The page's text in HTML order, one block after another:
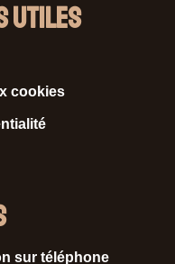
Utiles
cookies
sur téléphone